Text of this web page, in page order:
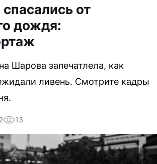
от
дождя:
Шарова запечатлела, как
ливень. Смотрите кадры
13